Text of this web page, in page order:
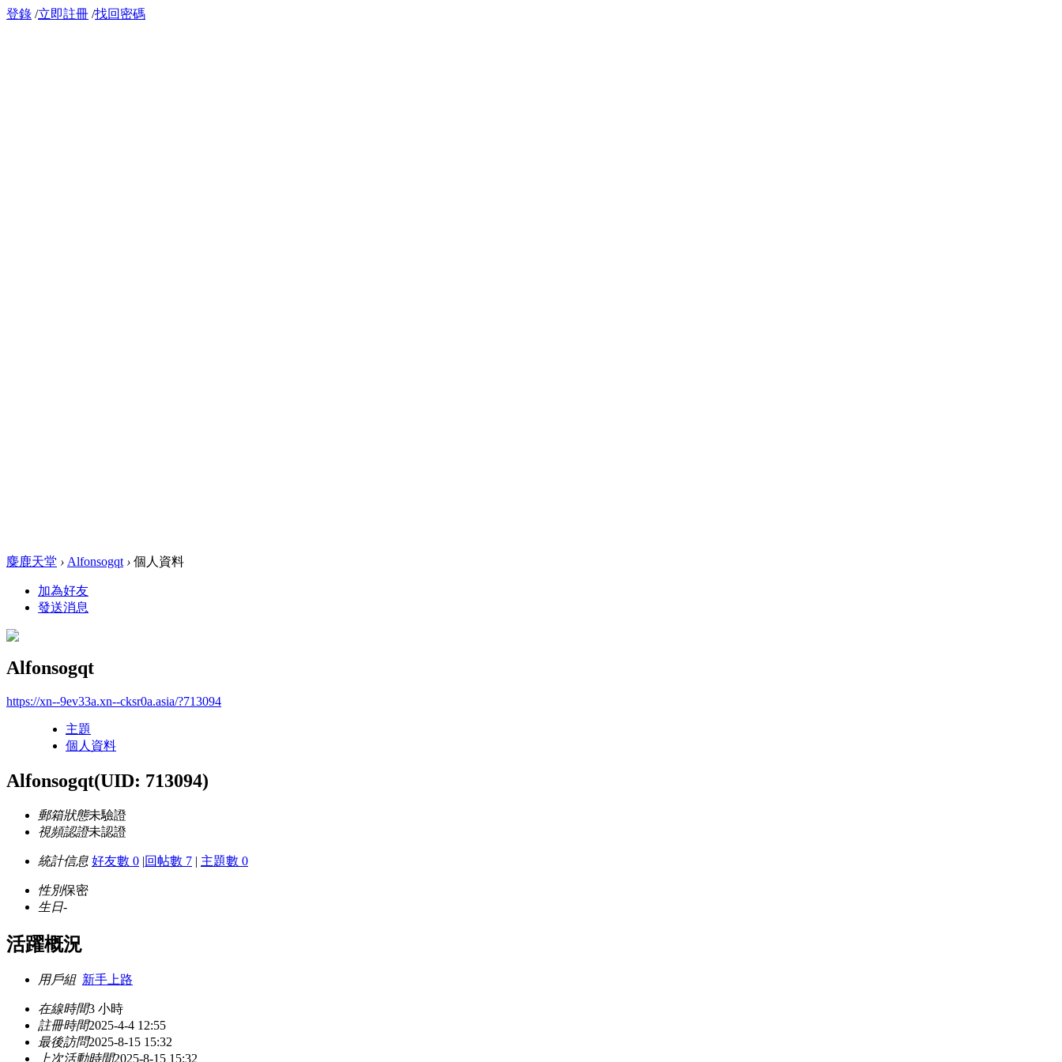
登錄 /立即註冊 /找回密碼
麋鹿天堂 › Alfonsogqt › 個人資料
加為好友
發送消息
Alfonsogqt
https://xn--9ev33a.xn--cksr0a.asia/?713094
主題
個人資料
Alfonsogqt(UID: 713094)
郵箱狀態未驗證
視頻認證未認證
統計信息 好友數 0 |回帖數 7 | 主題數 0
性別保密
生日-
活躍概況
用戶組 新手上路
在線時間3 小時
註冊時間2025-4-4 12:55
最後訪問2025-8-15 15:32
上次活動時間2025-8-15 15:32